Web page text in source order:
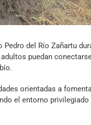
del Río Zañartu
puedan
orientadas a
el entorno privilegiado